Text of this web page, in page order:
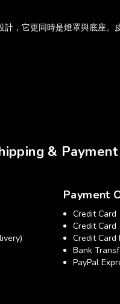
，它更同時是燈罩與底座。
& Payment
Payment
Credit Card
Credit Card
Credit
Bank
PayPal